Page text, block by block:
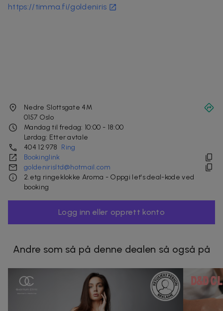
https://timma.fi/goldeniris
Nedre Slottsgate 4M
0157 Oslo
Mandag til fredag: 10:00 - 18:00
Lørdag: Etter avtale
404 12 978 Ring
Bookinglink
goldenirisltd@hotmail.com
2.etg ringeklokke Aroma - Oppgi let's deal-kode ved
booking
Logg inn eller opprett konto
Andre som så på denne dealen så også på